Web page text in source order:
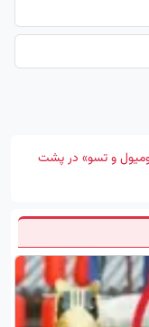
و تسو» در پشت